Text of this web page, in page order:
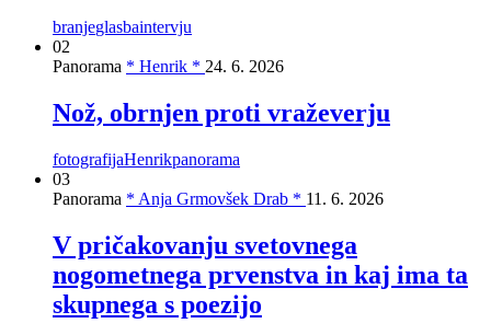
branjeglasbaintervju
02
Panorama * Henrik * 24. 6. 2026
Nož, obrnjen proti vraževerju
fotografijaHenrikpanorama
03
Panorama * Anja Grmovšek Drab * 11. 6. 2026
V pričakovanju svetovnega
nogometnega prvenstva in kaj ima ta
skupnega s poezijo